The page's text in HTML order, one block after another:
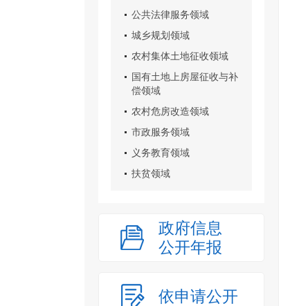
公共法律服务领域
城乡规划领域
农村集体土地征收领域
国有土地上房屋征收与补
偿领域
农村危房改造领域
市政服务领域
义务教育领域
扶贫领域
政府信息
公开年报
依申请公开